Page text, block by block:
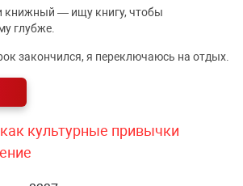
книжный — ищу книгу, чтобы
глубже.
закончился, я переключаюсь на отдых.
культурные привычки